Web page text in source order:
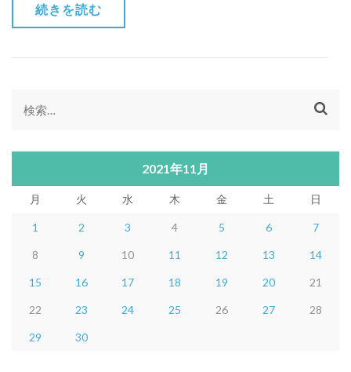
続きを読む
検
2021年11月
月 火 水 木 金 土 日
1 2 3 4 5 6 7
8 9 10 11 12 13 14
15 16 17 18 19 20 21
22 23 24 25 26 27 28
29 30